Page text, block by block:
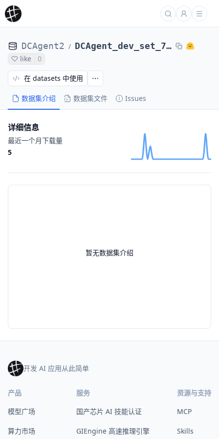
DCAgent2 / DCAgent_dev_set_71_tasks_laion_glm46-defects4j-32ep-131k_20251218_194710
like 0
数据集介绍 数据集文件 Issues
在 datasets 中使用
暂无数据集介绍
详细信息
最近一个月下载量
5
开发 AI 应用从此简单
产品
模型广场
算力市场
服务
国产芯片 AI 技能认证
GIEngine 高速推理引擎
资源与支持
MCP
Skills